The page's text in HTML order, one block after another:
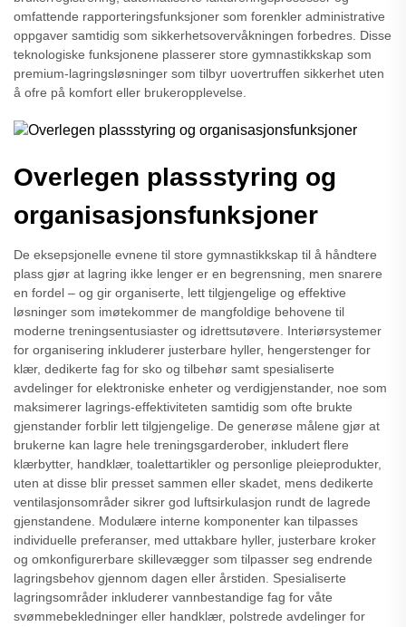
omfattende rapporteringsfunksjoner som forenkler administrative
oppgaver samtidig som sikkerhetsovervåkningen forbedres. Disse
teknologiske funksjonene plasserer store gymnastikkskap som
premium-lagringsløsninger som tilbyr uovertruffen sikkerhet uten
å ofre på komfort eller brukeropplevelse.
Overlegen plassstyring og
organisasjonsfunksjoner
De eksepsjonelle evnene til store gymnastikkskap til å håndtere
plass gjør at lagring ikke lenger er en begrensning, men snarere
en fordel – og gir organiserte, lett tilgjengelige og effektive
løsninger som imøtekommer de mangfoldige behovene til
moderne treningsentusiaster og idrettsutøvere. Interiørsystemer
for organisering inkluderer justerbare hyller, hengerstenger for
klær, dedikerte fag for sko og tilbehør samt spesialiserte
avdelinger for elektroniske enheter og verdigjenstander, noe som
maksimerer lagrings-effektiviteten samtidig som ofte brukte
gjenstander forblir lett tilgjengelige. De generøse målene gjør at
brukerne kan lagre hele treningsgarderober, inkludert flere
klærbytter, handklær, toalettartikler og personlige pleieprodukter,
uten at disse blir presset sammen eller skadet, mens dedikerte
ventilasjonsområder sikrer god luftsirkulasjon rundt de lagrede
gjenstandene. Modulære interne komponenter kan tilpasses
individuelle preferanser, med uttakbare hyller, justerbare kroker
og omkonfigurerbare skillevægger som tilpasser seg endrende
lagringsbehov gjennom dagen eller årstiden. Spesialiserte
lagringsområder inkluderer vannbestandige fag for våte
svømmebekledninger eller handklær, polstrede avdelinger for